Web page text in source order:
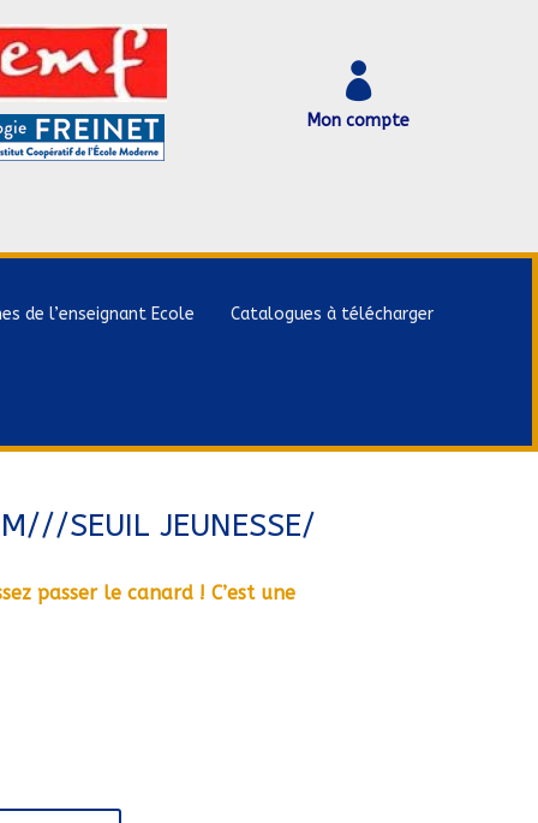

Mon compte
de l’enseignant Ecole Catalogues à télécharger
SEUIL JEUNESSE/
passer le canard ! C’est une